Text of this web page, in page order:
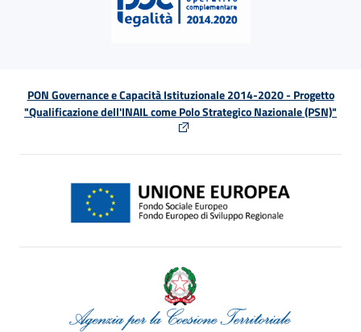
PON Governance e Capacità Istituzionale 2014-2020 - Progetto
"Qualificazione dell'INAIL come Polo Strategico Nazionale (PSN)"